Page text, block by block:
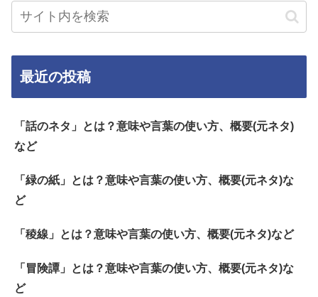
最近の投稿
「話のネタ」とは？意味や言葉の使い方、概要(元ネタ)
など
「緑の紙」とは？意味や言葉の使い方、概要(元ネタ)な
ど
「稜線」とは？意味や言葉の使い方、概要(元ネタ)など
「冒険譚」とは？意味や言葉の使い方、概要(元ネタ)な
ど